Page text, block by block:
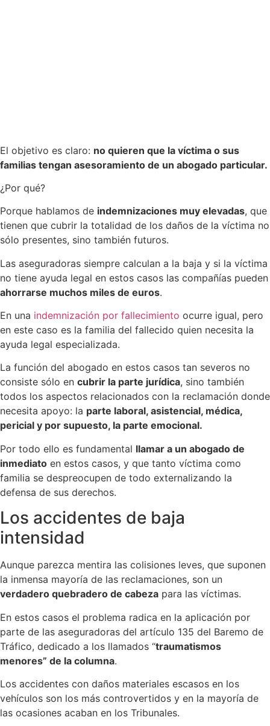
El objetivo es claro: no quieren que la víctima o sus
familias tengan asesoramiento de un abogado particular.
¿Por qué?
Porque hablamos de indemnizaciones muy elevadas, que
tienen que cubrir la totalidad de los daños de la víctima no
sólo presentes, sino también futuros.
Las aseguradoras siempre calculan a la baja y si la víctima
no tiene ayuda legal en estos casos las compañías pueden
ahorrarse muchos miles de euros.
En una indemnización por fallecimiento ocurre igual, pero
en este caso es la familia del fallecido quien necesita la
ayuda legal especializada.
La función del abogado en estos casos tan severos no
consiste sólo en cubrir la parte jurídica, sino también
todos los aspectos relacionados con la reclamación donde
necesita apoyo: la parte laboral, asistencial, médica,
pericial y por supuesto, la parte emocional.
Por todo ello es fundamental llamar a un abogado de
inmediato en estos casos, y que tanto víctima como
familia se despreocupen de todo externalizando la
defensa de sus derechos.
Los accidentes de baja
intensidad
Aunque parezca mentira las colisiones leves, que suponen
la inmensa mayoría de las reclamaciones, son un
verdadero quebradero de cabeza para las víctimas.
En estos casos el problema radica en la aplicación por
parte de las aseguradoras del artículo 135 del Baremo de
Tráfico, dedicado a los llamados “traumatismos
menores” de la columna.
Los accidentes con daños materiales escasos en los
vehículos son los más controvertidos y en la mayoría de
las ocasiones acaban en los Tribunales.